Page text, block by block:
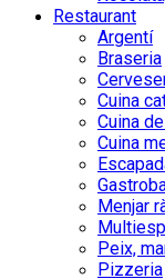
Restaurant
Argentí
Braseria
Cuina
Cuina
Cuina
Menjar
Peix,
Pizzeria